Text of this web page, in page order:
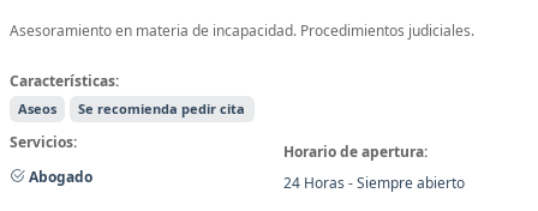
Asesoramiento en materia de incapacidad. Procedimientos judiciales.
Características:
Aseos Se recomienda pedir cita
Servicios:
Abogado
Horario de apertura:
24 Horas - Siempre abierto